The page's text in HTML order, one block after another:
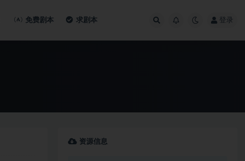
免费剧本 求剧本 登录
资源信息